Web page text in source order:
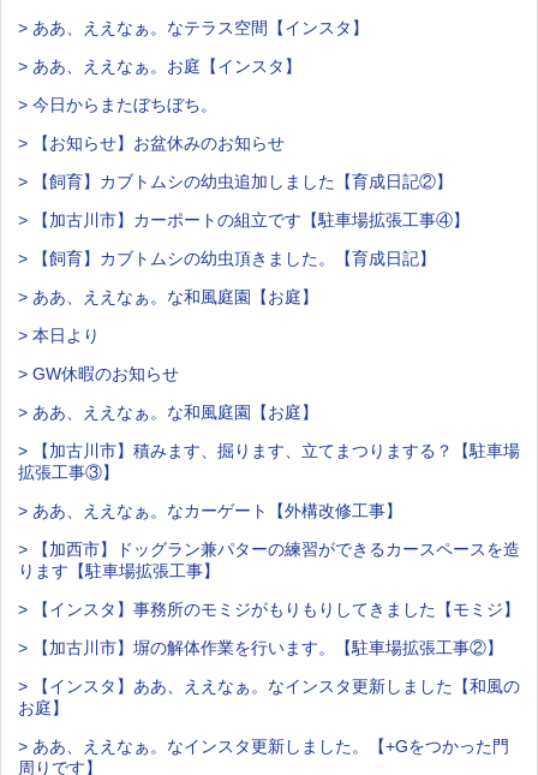
> ああ、ええなぁ。なテラス空間【インスタ】
> ああ、ええなぁ。お庭【インスタ】
> 今日からまたぼちぼち。
> 【お知らせ】お盆休みのお知らせ
> 【飼育】カブトムシの幼虫追加しました【育成日記②】
> 【加古川市】カーポートの組立です【駐車場拡張工事④】
> 【飼育】カブトムシの幼虫頂きました。【育成日記】
> ああ、ええなぁ。な和風庭園【お庭】
> 本日より
> GW休暇のお知らせ
> ああ、ええなぁ。な和風庭園【お庭】
> 【加古川市】積みます、掘ります、立てまつりまする？【駐車場
拡張工事③】
> ああ、ええなぁ。なカーゲート【外構改修工事】
> 【加西市】ドッグラン兼パターの練習ができるカースペースを造
ります【駐車場拡張工事】
> 【インスタ】事務所のモミジがもりもりしてきました【モミジ】
> 【加古川市】塀の解体作業を行います。【駐車場拡張工事②】
> 【インスタ】ああ、ええなぁ。なインスタ更新しました【和風の
お庭】
> ああ、ええなぁ。なインスタ更新しました。【+Gをつかった門
周りです】